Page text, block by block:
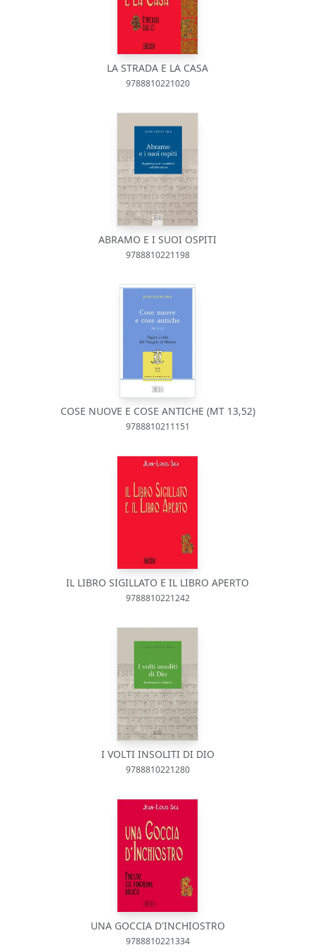
LA STRADA E LA CASA
9788810221020
ABRAMO E I SUOI OSPITI
9788810221198
COSE NUOVE E COSE ANTICHE (MT 13,52)
9788810211151
IL LIBRO SIGILLATO E IL LIBRO APERTO
9788810221242
I VOLTI INSOLITI DI DIO
9788810221280
UNA GOCCIA D'INCHIOSTRO
9788810221334